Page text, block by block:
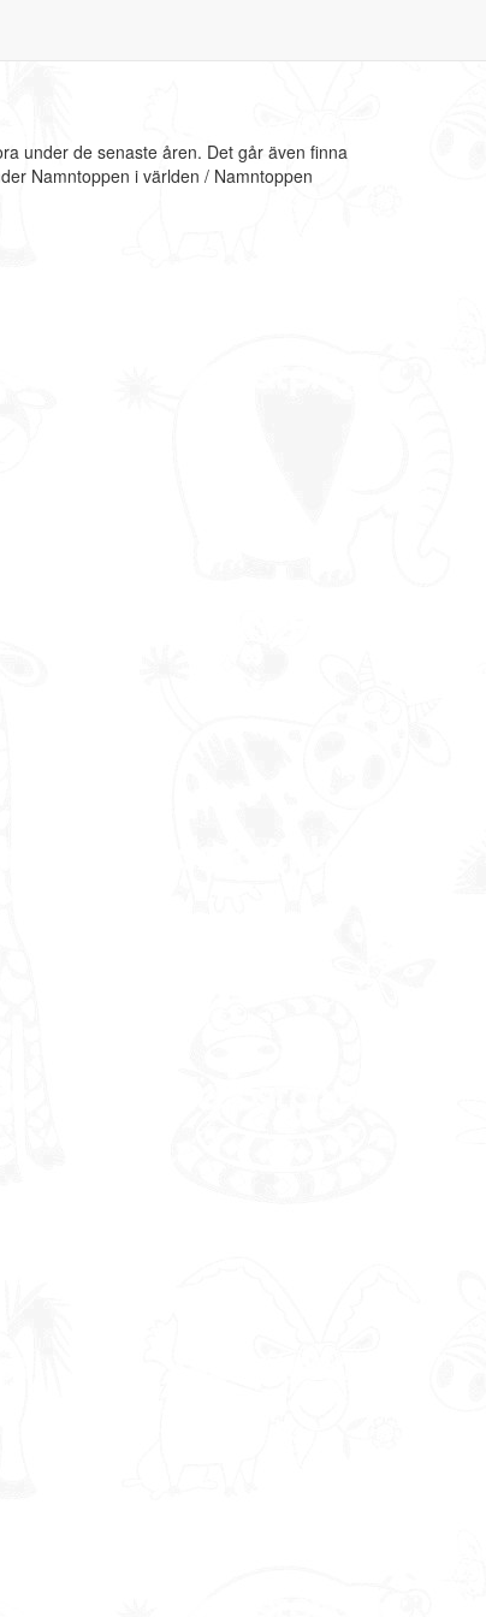
under de senaste åren. Det går även finna
Namntoppen i världen / Namntoppen